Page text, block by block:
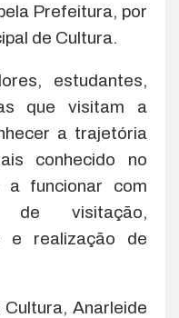
Prefeitura, por
de Cultura.
estudantes,
que visitam a
a trajetória
conhecido no
a funcionar com
de visitação,
e realização de
Anarleide